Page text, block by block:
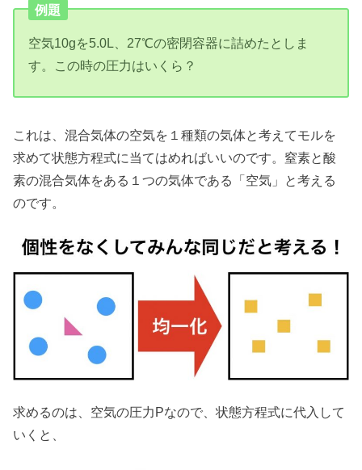
例題
空気10gを5.0L、27℃の密閉容器に詰めたとしま
す。この時の圧力はいくら？
これは、混合気体の空気を１種類の気体と考えてモルを
求めて状態方程式に当てはめればいいのです。窒素と酸
素の混合気体をある１つの気体である「空気」と考える
のです。
求めるのは、空気の圧力Pなので、状態方程式に代入して
いくと、